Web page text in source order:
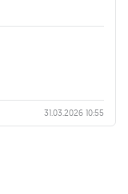
31.03.2026 10:55